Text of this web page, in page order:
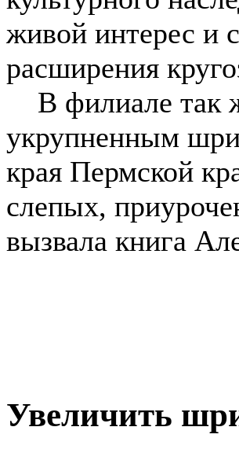
живой интерес и
расширения
В филиале так
укрупненным
края Пермской
слепых,
вызвала книга
Увеличить